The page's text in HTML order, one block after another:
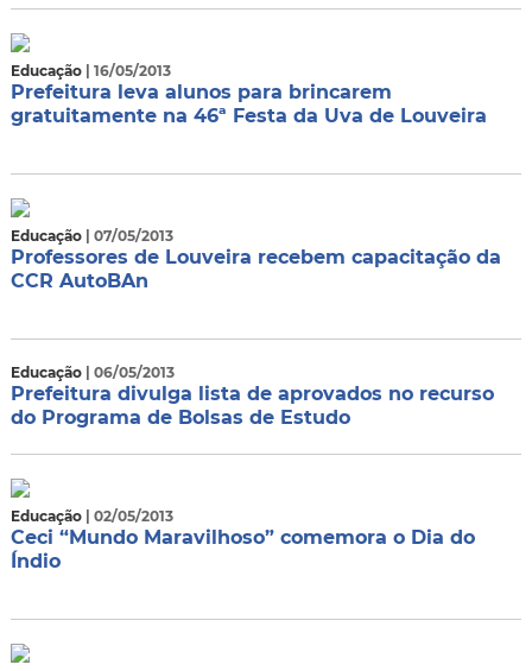
Educação | 16/05/2013
Prefeitura leva alunos para brincarem
gratuitamente na 46ª Festa da Uva de Louveira
Educação | 07/05/2013
Professores de Louveira recebem capacitação da
CCR AutoBAn
Educação | 06/05/2013
Prefeitura divulga lista de aprovados no recurso
do Programa de Bolsas de Estudo
Educação | 02/05/2013
Ceci “Mundo Maravilhoso” comemora o Dia do
Índio